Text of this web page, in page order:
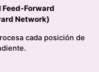
Feed-Forward
Network)
cada posición de